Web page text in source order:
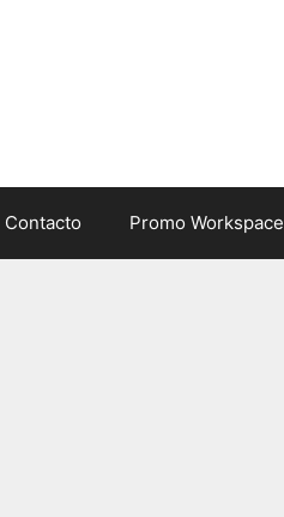
Contacto Promo Workspace